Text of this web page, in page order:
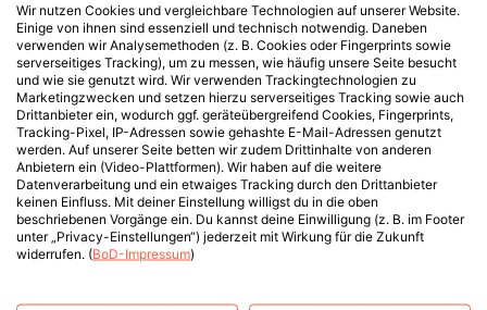
Wir nutzen Cookies und vergleichbare Technologien auf unserer Website.
Einige von ihnen sind essenziell und technisch notwendig. Daneben
verwenden wir Analysemethoden (z. B. Cookies oder Fingerprints sowie
serverseitiges Tracking), um zu messen, wie häufig unsere Seite besucht
und wie sie genutzt wird. Wir verwenden Trackingtechnologien zu
Marketingzwecken und setzen hierzu serverseitiges Tracking sowie auch
Drittanbieter ein, wodurch ggf. geräteübergreifend Cookies, Fingerprints,
Tracking-Pixel, IP-Adressen sowie gehashte E-Mail-Adressen genutzt
werden. Auf unserer Seite betten wir zudem Drittinhalte von anderen
Anbietern ein (Video-Plattformen). Wir haben auf die weitere
Datenverarbeitung und ein etwaiges Tracking durch den Drittanbieter
keinen Einfluss. Mit deiner Einstellung willigst du in die oben
beschriebenen Vorgänge ein. Du kannst deine Einwilligung (z. B. im Footer
unter „Privacy-Einstellungen“) jederzeit mit Wirkung für die Zukunft
widerrufen. (BoD-Impressum)